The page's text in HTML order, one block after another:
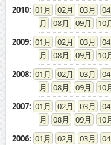
2010: 01 02 03 04
08
09 10
2009: 01 02 03 04
08
09 10
2008: 01 02 03 04
08
09 10
2007: 01 02 03 04
08
09 10
2006: 01 02 03 04